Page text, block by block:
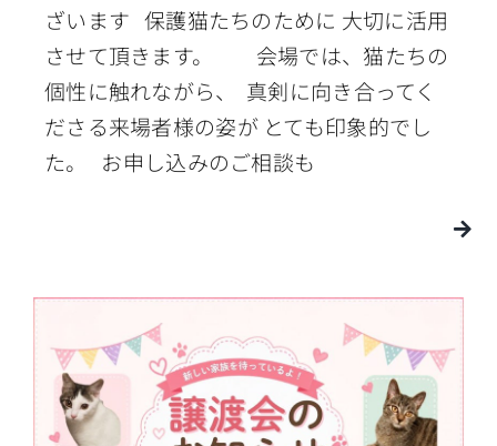
ざいます 保護猫たちのために 大切に活用
させて頂きます。 会場では、猫たちの
個性に触れながら、 真剣に向き合ってく
ださる来場者様の姿が とても印象的でし
た。 お申し込みのご相談も